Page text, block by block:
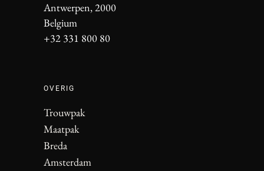
Antwerpen, 2000
Belgium
+32 331 800 80
OVERIG
Trouwpak
Maatpak
Breda
Amsterdam